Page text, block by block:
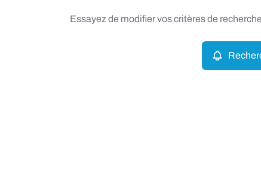
Essayez de modifier vos critères de